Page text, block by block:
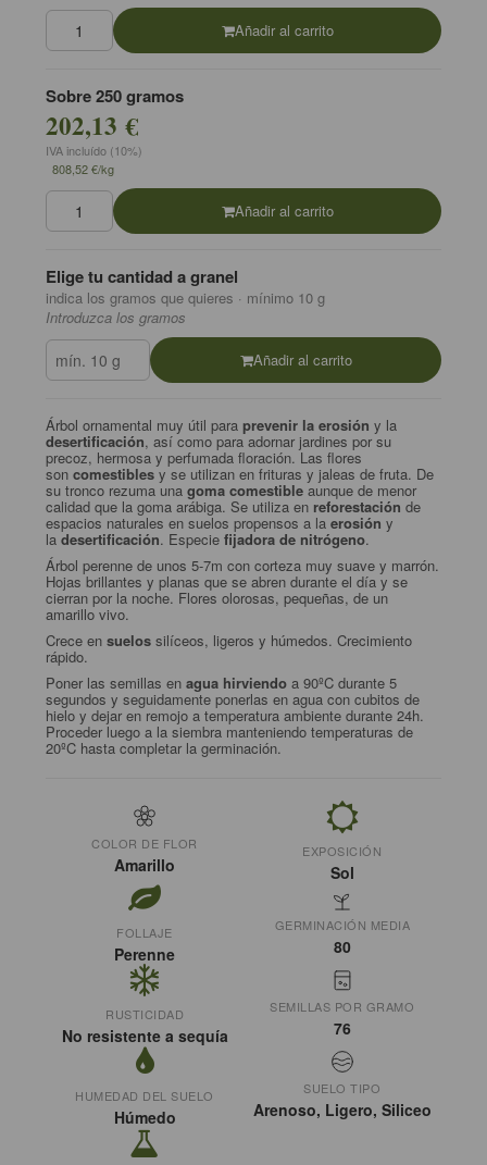
Añadir al carrito
Sobre 250 gramos
202,13 €
IVA incluído (10%)
808,52 €/kg
Añadir al carrito
Elige tu cantidad a granel
indica los gramos que quieres · mínimo 10 g
Introduzca los gramos
Añadir al carrito
Árbol ornamental muy útil paraprevenir la erosión y la
desertificación, así como para adornar jardines por su
precoz, hermosa y perfumada floración. Las flores
soncomestibles y se utilizan en frituras y jaleas de fruta. De
su tronco rezuma unagoma comestible aunque de menor
calidad que la goma arábiga. Se utiliza en reforestación de
espacios naturales en suelos propensos a la erosióny
ladesertificación. Especiefijadora de nitrógeno.
Árbol perenne de unos 5-7m con corteza muy suave y marrón.
Hojas brillantes y planas que se abren durante el día y se
cierran por la noche. Flores olorosas, pequeñas, de un
amarillo vivo.
Crece ensuelos silíceos, ligeros y húmedos. Crecimiento
rápido.
Poner las semillas enagua hirviendo a 90ºC durante 5
segundos y seguidamente ponerlas en agua con cubitos de
hielo y dejar en remojo a temperatura ambiente durante 24h.
Proceder luego a la siembra manteniendo temperaturas de
20ºC hasta completar la germinación.
COLOR DE FLOR
Amarillo
EXPOSICIÓN
Sol
FOLLAJE
Perenne
GERMINACIÓN MEDIA
80
RUSTICIDAD
No resistente a sequía
SEMILLAS POR GRAMO
76
HUMEDAD DEL SUELO
Húmedo
SUELO TIPO
Arenoso, Ligero, Siliceo